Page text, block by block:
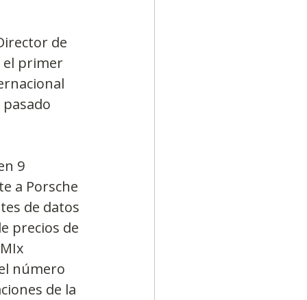
de
el primer
pasado
9
a Porsche
de datos
precios de
número
de la